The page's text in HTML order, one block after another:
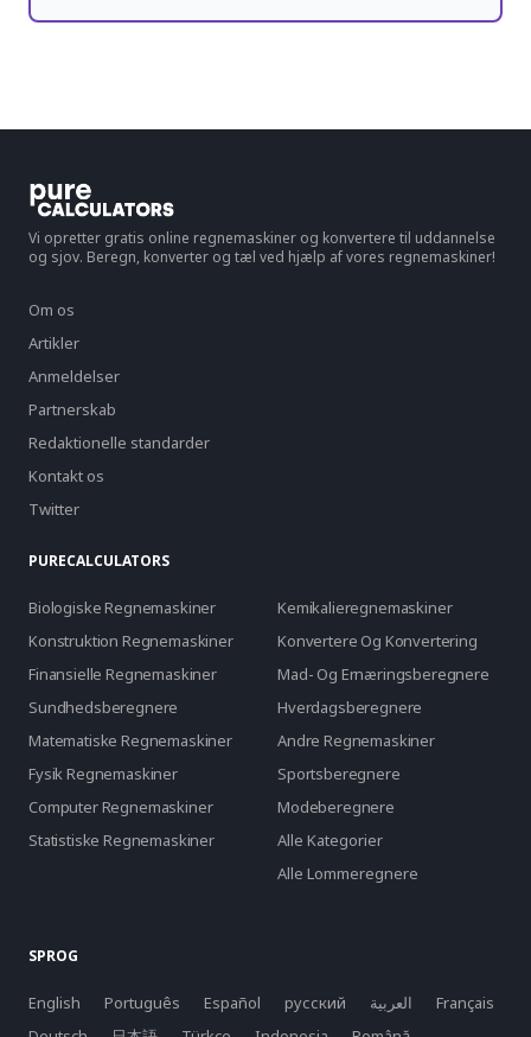
Vi opretter gratis online regnemaskiner og konvertere til uddannelse
og sjov. Beregn, konverter og tæl ved hjælp af vores regnemaskiner!
Om os
Artikler
Anmeldelser
Partnerskab
Redaktionelle standarder
Kontakt os
Twitter
PURECALCULATORS
Biologiske Regnemaskiner
Kemikalieregnemaskiner
Konstruktion Regnemaskiner
Konvertere Og Konvertering
Finansielle Regnemaskiner
Mad- Og Ernæringsberegnere
Sundhedsberegnere
Hverdagsberegnere
Matematiske Regnemaskiner
Andre Regnemaskiner
Fysik Regnemaskiner
Sportsberegnere
Computer Regnemaskiner
Modeberegnere
Statistiske Regnemaskiner
Alle Kategorier
Alle Lommeregnere
SPROG
English Português Español русский العربية
Français